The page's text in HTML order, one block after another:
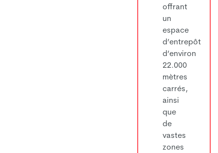
offrant
un
espace
d’entrepôt
d’environ
22.000
mètres
carrés,
ainsi
que
de
vastes
zones